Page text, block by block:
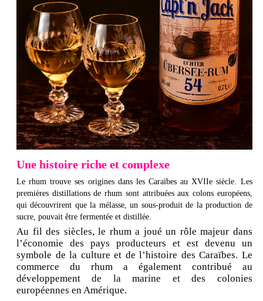
Une histoire riche et complexe
Le rhum trouve ses origines dans les Caraïbes au XVIIe siècle. Les
premières distillations de rhum sont attribuées aux colons européens,
qui découvrirent que la mélasse, un sous-produit de la production de
sucre, pouvait être fermentée et distillée.
Au fil des siècles, le rhum a joué un rôle majeur dans
l’économie des pays producteurs et est devenu un
symbole de la culture et de l’histoire des Caraïbes. Le
commerce du rhum a également contribué au
développement de la marine et des colonies
européennes en Amérique.